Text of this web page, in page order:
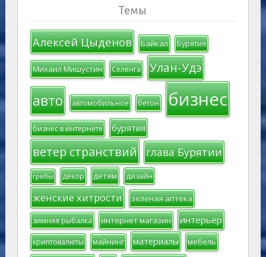
Темы
Алексей Цыденов Байкал Бурятия
Михаил Мишустин Селенга Улан-Удэ
авто автомобильное бетон бизнес
бизнес в интернете бурятия
ветер странствий глава Бурятии
грибы декор детям дизайн
женские хитрости зеленая аптека
зимняя рыбалка интернет магазин интерьер
криптовалюты майнинг материалы мебель